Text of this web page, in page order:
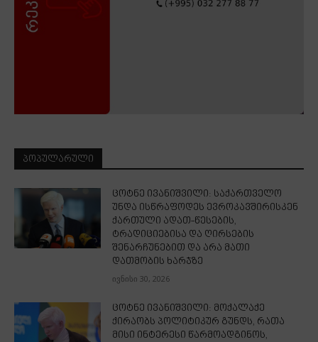
ᲞᲝᲞᲣᲚᲐᲠᲣᲚᲘ
ცოტნე ივანიშვილი: საქართველო
უნდა ისწრაფოდეს ევროკავშირისკენ
ქართული ადათ-წესების,
ტრადიციებისა და ღირსების
შენარჩუნებით და არა მათი
დათმობის ხარჯზე
ივნისი 30, 2026
ცოტნე ივანიშვილი: მოქალაქე
ქირაობს პოლიტიკურ გუნდს, რათა
მისი ინტერესი წარმოადგინოს,